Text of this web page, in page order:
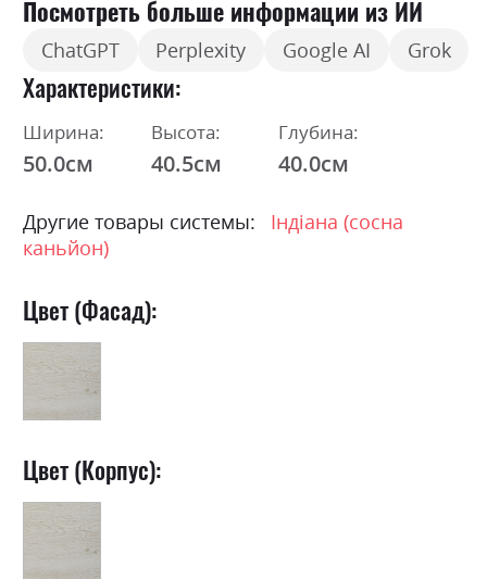
Посмотреть больше информации из ИИ
ChatGPT Perplexity Google AI Grok
Характеристики
Ширина:
50.0см
Высота:
40.5см
Глубина:
40.0см
Другие товары системы:
Індіана (сосна
каньйон)
Цвет (Фасад):
Цвет (Корпус):